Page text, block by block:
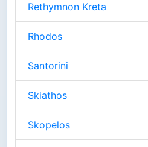
Rethymnon Kreta
Rhodos
Santorini
Skiathos
Skopelos